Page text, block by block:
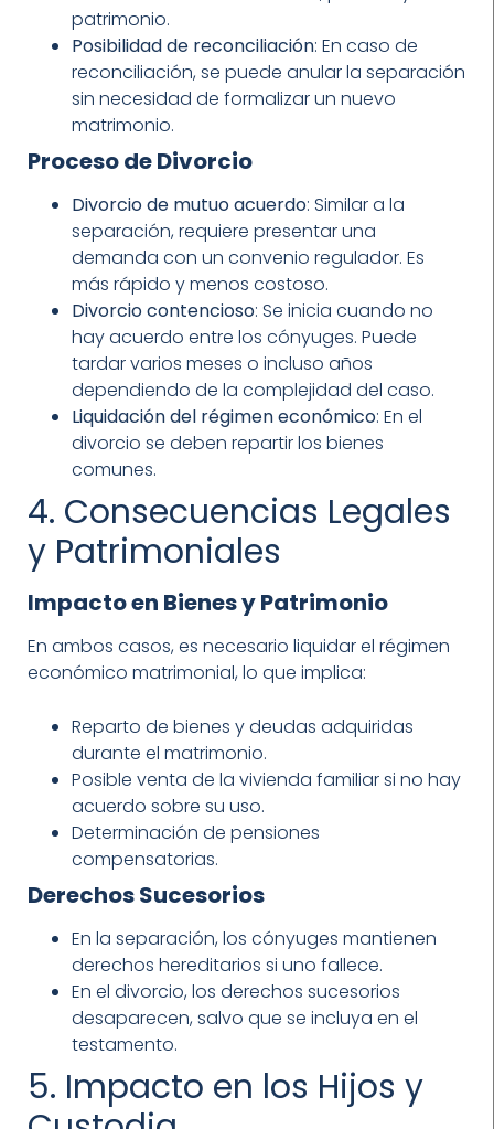
patrimonio.
Posibilidad de reconciliación: En caso de
reconciliación, se puede anular la separación
sin necesidad de formalizar un nuevo
matrimonio.
Proceso de Divorcio
Divorcio de mutuo acuerdo: Similar a la
separación, requiere presentar una
demanda con un convenio regulador. Es
más rápido y menos costoso.
Divorcio contencioso: Se inicia cuando no
hay acuerdo entre los cónyuges. Puede
tardar varios meses o incluso años
dependiendo de la complejidad del caso.
Liquidación del régimen económico: En el
divorcio se deben repartir los bienes
comunes.
4. Consecuencias Legales
y Patrimoniales
Impacto en Bienes y Patrimonio
En ambos casos, es necesario liquidar el régimen
económico matrimonial, lo que implica:
Reparto de bienes y deudas adquiridas
durante el matrimonio.
Posible venta de la vivienda familiar si no hay
acuerdo sobre su uso.
Determinación de pensiones
compensatorias.
Derechos Sucesorios
En la separación, los cónyuges mantienen
derechos hereditarios si uno fallece.
En el divorcio, los derechos sucesorios
desaparecen, salvo que se incluya en el
testamento.
5. Impacto en los Hijos y